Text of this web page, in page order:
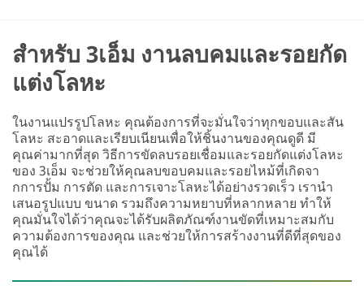
สำหรับ 3เอ็ม งานลบคมและรอยกัด
แต่งโลหะ
ในงานแปรรูปโลหะ คุณต้องการที่จะมั่นใจว่าทุกขอบและสัน
โลหะ สะอาดและเรียบเนียนเพื่อให้ชิ้นงานของคุณดูดี มี
คุณค่ามากที่สุด วิธีการขัดลบรอยเชื่อมและรอยกัดแต่งโลหะ
ของ 3เอ็ม จะช่วยให้คุณลบขอบคมและรอยไหม้ที่เกิดจา
กการปั้ม การตัด และการเจาะโลหะได้อย่างรวดเร็ว เรานำ
เสนอรูปแบบ ขนาด รวมถึงความหยาบที่หลากหลาย ทำให้
คุณมั่นใจได้ว่าคุณจะได้รับผลิตภัณฑ์งานขัดที่เหมาะสมกับ
ความต้องการของคุณ และช่วยให้การสร้างงานที่ดีที่สุดของ
คุณได้